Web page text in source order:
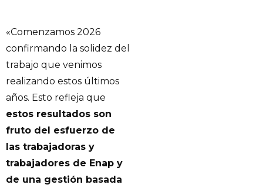
«Comenzamos 2026
confirmando la solidez del
trabajo que venimos
realizando estos últimos
años. Esto refleja que
estos resultados son
fruto del esfuerzo de
las trabajadoras y
trabajadores de Enap y
de una gestión basada